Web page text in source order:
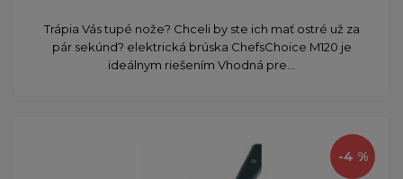
Trápia Vás tupé nože? Chceli by ste ich mať ostré už za
pár sekúnd? elektrická brúska ChefsChoice M120 je
ideálnym riešením Vhodná pre...
-4 %